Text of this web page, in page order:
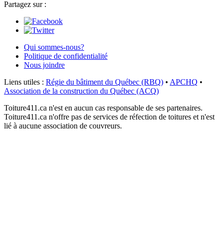
Partagez sur :
Qui sommes-nous?
Politique de confidentialité
Nous joindre
Liens utiles : Régie du bâtiment du Québec (RBQ) • APCHQ •
Association de la construction du Québec (ACQ)
Toiture411.ca n'est en aucun cas responsable de ses partenaires.
Toiture411.ca n'offre pas de services de réfection de toitures et n'est
lié à aucune association de couvreurs.